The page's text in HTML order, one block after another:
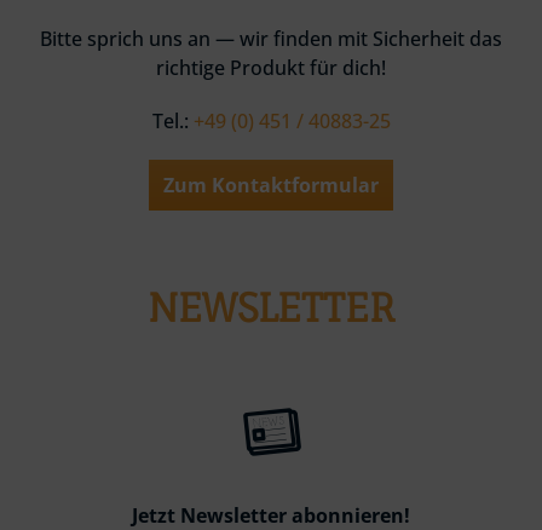
Bitte sprich uns an — wir finden mit Sicherheit das
richtige Produkt für dich!
Tel.: +49 (0) 451 / 40883-25
Zum Kontaktformular
NEWSLETTER
Jetzt Newsletter abonnieren!